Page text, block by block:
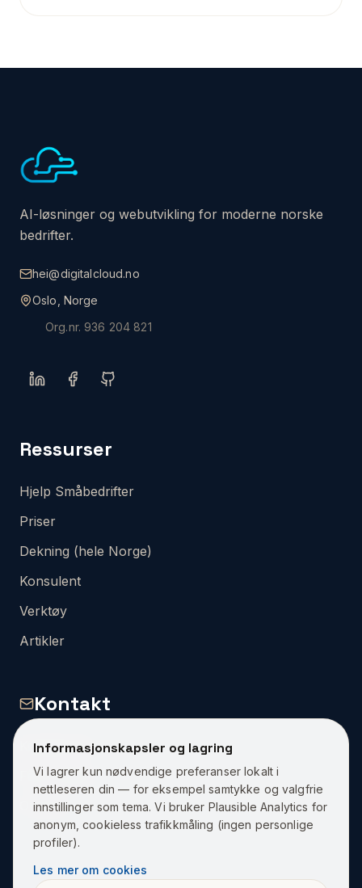
AI-løsninger og webutvikling for moderne norske
bedrifter.
hei@digitalcloud.no
Oslo, Norge
Org.nr.936 204 821
Ressurser
Hjelp Småbedrifter
Priser
Dekning (hele Norge)
Konsulent
Verktøy
Artikler
Kontakt
Kontakt Oss
Få et Tilbud
Om Oss
Informasjonskapsler og lagring
Vi lagrer kun nødvendige preferanser lokalt i
nettleseren din — for eksempel samtykke og valgfrie
innstillinger som tema. Vi bruker Plausible Analytics for
anonym, cookieless trafikkmåling (ingen personlige
profiler).
Les mer om cookies